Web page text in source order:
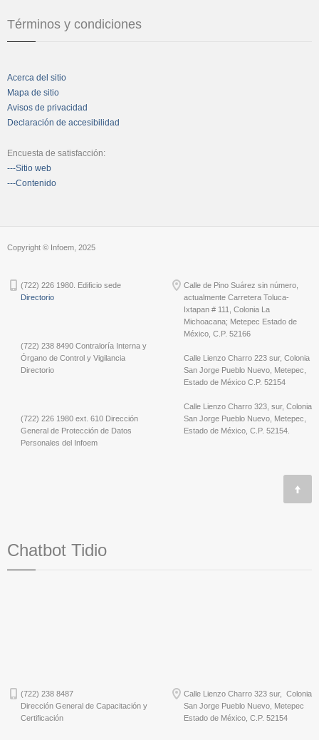
Términos y condiciones
Acerca del sitio
Mapa de sitio
Avisos de privacidad
Declaración de accesibilidad
Encuesta de satisfacción:
---Sitio web
---Contenido
Copyright © Infoem, 2025
(722) 226 1980. Edificio sede
Directorio
(722) 238 8490 Contraloría Interna y
Órgano de Control y Vigilancia
Directorio
(722) 226 1980 ext. 610 Dirección
General de Protección de Datos
Personales del Infoem
Calle de Pino Suárez sin número,
actualmente Carretera Toluca-
Ixtapan # 111, Colonia La
Michoacana; Metepec Estado de
México, C.P. 52166
Calle Lienzo Charro 223 sur, Colonia
San Jorge Pueblo Nuevo, Metepec,
Estado de México C.P. 52154
Calle Lienzo Charro 323, sur, Colonia
San Jorge Pueblo Nuevo, Metepec,
Estado de México, C.P. 52154.
Chatbot Tidio
(722) 238 8487
Dirección General de Capacitación y
Certificación
Calle Lienzo Charro 323 sur, Colonia
San Jorge Pueblo Nuevo, Metepec
Estado de México, C.P. 52154